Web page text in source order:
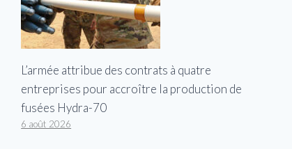
L’armée attribue des contrats à quatre
entreprises pour accroître la production de
fusées Hydra-70
6 août 2026